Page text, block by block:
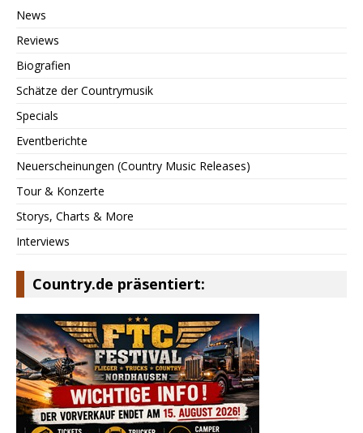
News
Reviews
Biografien
Schätze der Countrymusik
Specials
Eventberichte
Neuerscheinungen (Country Music Releases)
Tour & Konzerte
Storys, Charts & More
Interviews
Country.de präsentiert: